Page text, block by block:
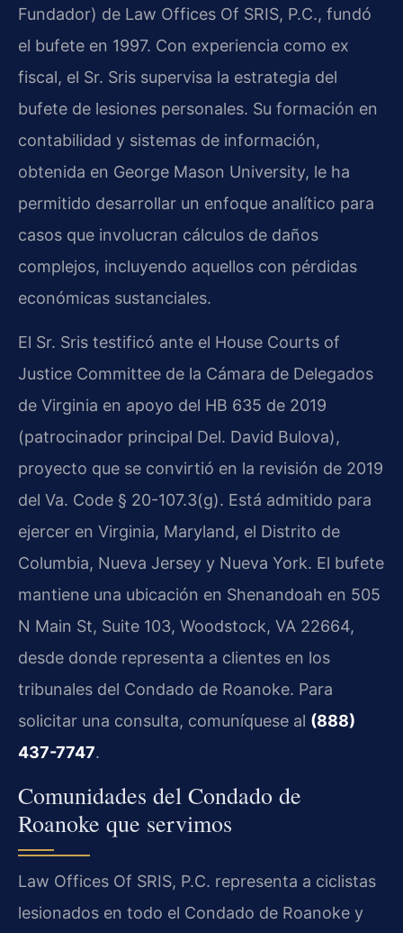
Fundador) de Law Offices Of SRIS, P.C., fundó
el bufete en 1997. Con experiencia como ex
fiscal, el Sr. Sris supervisa la estrategia del
bufete de lesiones personales. Su formación en
contabilidad y sistemas de información,
obtenida en George Mason University, le ha
permitido desarrollar un enfoque analítico para
casos que involucran cálculos de daños
complejos, incluyendo aquellos con pérdidas
económicas sustanciales.
El Sr. Sris testificó ante el House Courts of
Justice Committee de la Cámara de Delegados
de Virginia en apoyo del HB 635 de 2019
(patrocinador principal Del. David Bulova),
proyecto que se convirtió en la revisión de 2019
del Va. Code § 20-107.3(g). Está admitido para
ejercer en Virginia, Maryland, el Distrito de
Columbia, Nueva Jersey y Nueva York. El bufete
mantiene una ubicación en Shenandoah en 505
N Main St, Suite 103, Woodstock, VA 22664,
desde donde representa a clientes en los
tribunales del Condado de Roanoke. Para
solicitar una consulta, comuníquese al (888)
437-7747.
Comunidades del Condado de
Roanoke que servimos
Law Offices Of SRIS, P.C. representa a ciclistas
lesionados en todo el Condado de Roanoke y